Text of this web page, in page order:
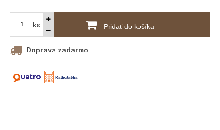
ks Pridať do košíka
Doprava zadarmo